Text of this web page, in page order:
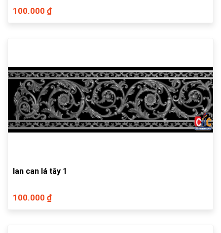
100.000 ₫
lan can lá tây 1
100.000 ₫